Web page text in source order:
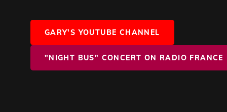
GARY'S YOUTUBE CHANNEL
"NIGHT BUS" CONCERT ON RADIO FRANCE